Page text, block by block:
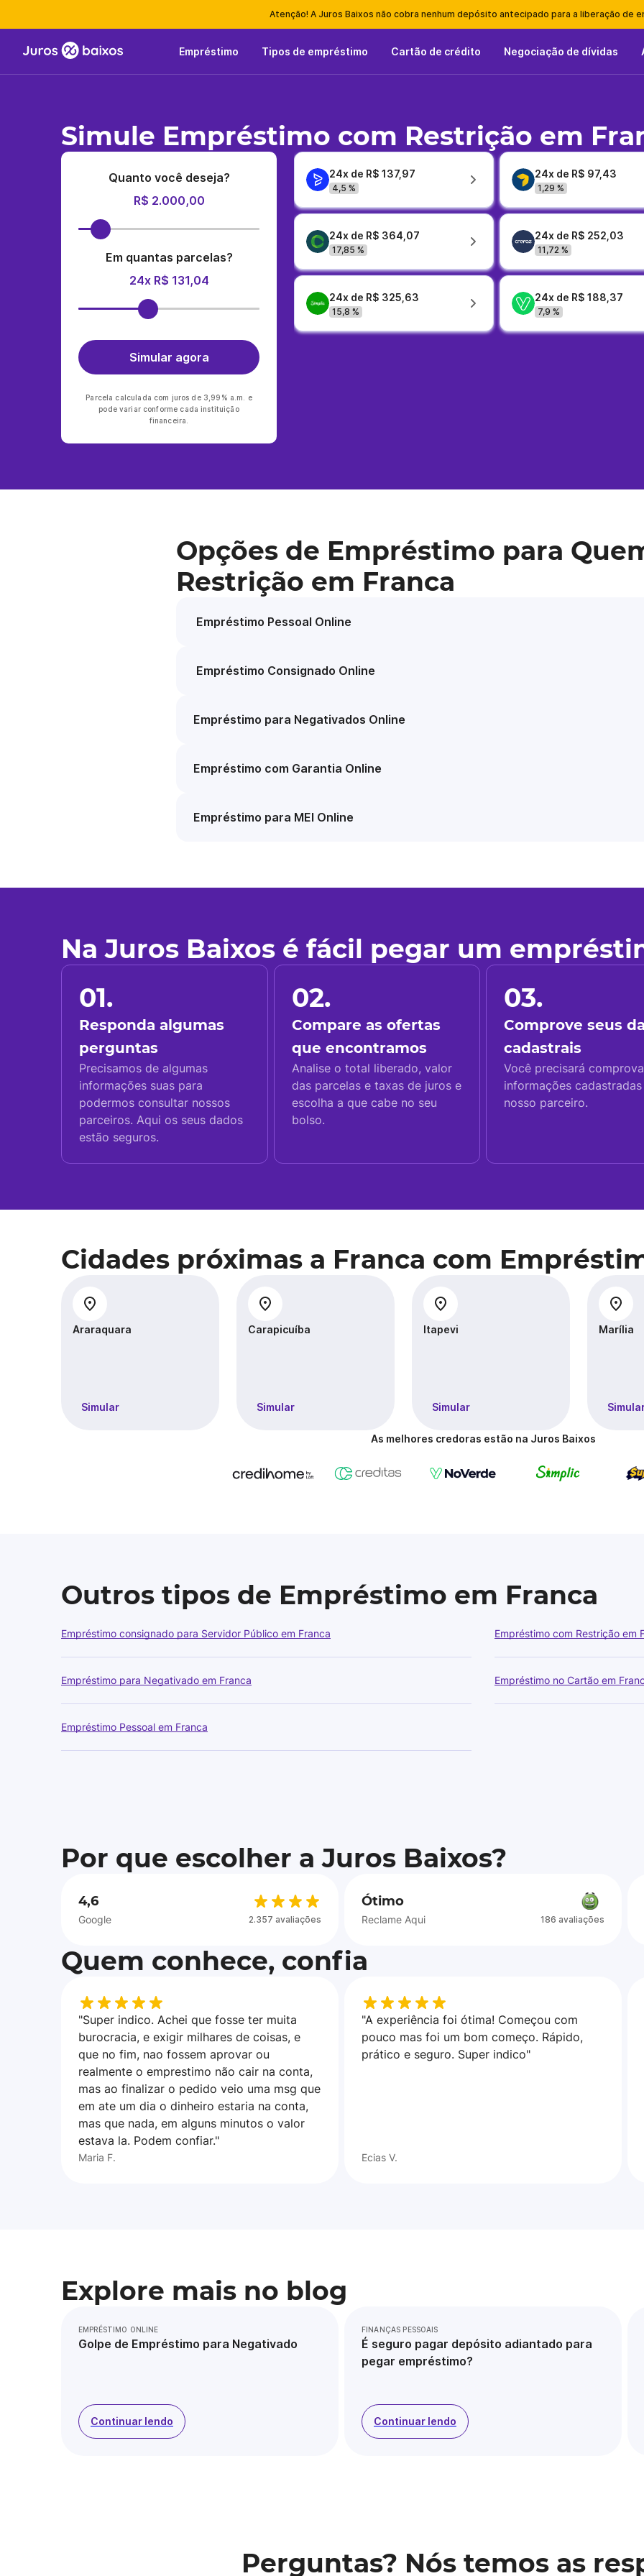
Atenção! A Juros Baixos não cobra nenhum depósito antecipado para a liberação de
Empréstimo Tipos de empréstimo Cartão de crédito Negociação de dívidas
Simule Empréstimo com Restrição em
Quanto você deseja?
R$ 2.000,00
Em quantas parcelas?
24x R$ 131,04
Simular agora
Parcela calculada com juros de 3,99% a.m. e
pode variar conforme cada instituição
financeira.
24x de R$ 137,97
4,5 %
24x de R$ 97,43
1,29 %
24x de R$ 364,07
17,85 %
24x de R$ 252,03
11,72 %
24x de R$ 325,63
15,8 %
24x de R$ 188,37
7,9 %
Opções de Empréstimo para
Restrição em Franca
Empréstimo Pessoal Online
Empréstimo Consignado Online
Empréstimo para Negativados Online
Empréstimo com Garantia Online
Empréstimo para MEI Online
Na Juros Baixos é fácil pegar um
01.
Responda algumas
perguntas
Precisamos de algumas
informações suas para
podermos consultar nossos
parceiros. Aqui os seus dados
estão seguros.
02.
Compare as ofertas
que encontramos
Analise o total liberado, valor
das parcelas e taxas de juros e
escolha a que cabe no seu
bolso.
03.
Comprove seus
cadastrais
Você precisará
informações
nosso parceiro.
Cidades próximas a Franca com
Araraquara
Simular
Carapicuíba
Simular
Itapevi
Simular
Marília
As melhores credoras estão na Juros Baixos
Outros tipos de Empréstimo em Franca
Empréstimo consignado para Servidor Público em Franca Empréstimo com Restrição em
Empréstimo para Negativado em Franca Empréstimo no Cartão em
Empréstimo Pessoal em Franca
Por que escolher a Juros Baixos?
4,6
Google 2.357 avaliações
Ótimo
Reclame Aqui 186 avaliações
Quem conhece, confia
"Super indico. Achei que fosse ter muita
burocracia, e exigir milhares de coisas, e
que no fim, nao fossem aprovar ou
realmente o emprestimo não cair na conta,
mas ao finalizar o pedido veio uma msg que
em ate um dia o dinheiro estaria na conta,
mas que nada, em alguns minutos o valor
estava la. Podem confiar."
Maria F.
"A experiência foi ótima! Começou com
pouco mas foi um bom começo. Rápido,
prático e seguro. Super indico"
Ecias V.
Explore mais no blog
EMPRÉSTIMO ONLINE
Golpe de Empréstimo para Negativado
Continuar lendo
FINANÇAS PESSOAIS
É seguro pagar depósito adiantado para
pegar empréstimo?
Continuar lendo
Perguntas? Nós temos as